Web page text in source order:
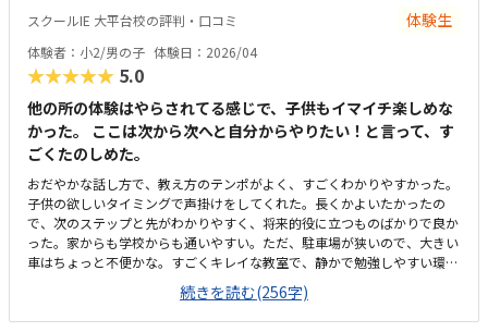
スクールIE 大平台校の評判・口コミ 体験生
体験者：小2/男の子 体験日：2026/04
★★★★★ 5.0
他の所の体験はやらされてる感じで、子供もイマイチ楽しめな
かった。 ここは次から次へと自分からやりたい！と言って、す
ごくたのしめた。
おだやかな話し方で、教え方のテンポがよく、すごくわかりやすかった。
子供の欲しいタイミングで声掛けをしてくれた。長くかよいたかったの
で、次のステップと先がわかりやすく、将来的役に立つものばかりで良か
った。家からも学校からも通いやすい。ただ、駐車場が狭いので、大きい
車はちょっと不便かな。すごくキレイな教室で、静かで勉強しやすい環境
だった。椅子も机も玄関もキレイだった。先行投資だと思ってます。ちょ
っと高め。半年に一回またお金がまとまってかかるのは、痛いかな。教え
方のテンポがちょうどよく、子供がすごく楽しめました。
続きを読む(256字)